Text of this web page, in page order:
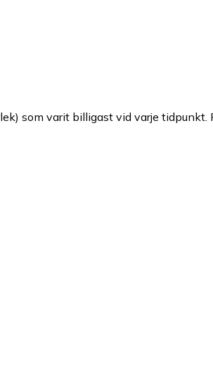
som varit billigast vid varje